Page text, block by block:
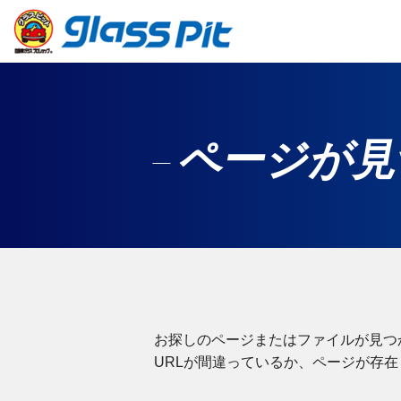
ページが
お探しのページまたはファイルが見
URLが間違っているか、ページが存